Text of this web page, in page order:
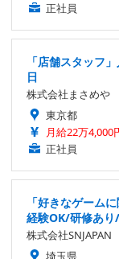
正社員
「店舗スタッフ
日
株式会社まさめや
東京都
月給22万4,000
正社員
「好きなゲーム
経験OK/研修あ
株式会社SNJAPAN
埼玉県